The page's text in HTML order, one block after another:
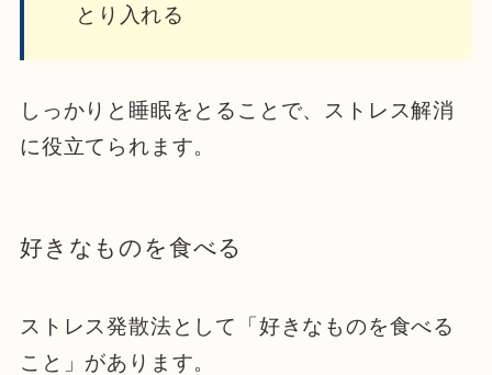
とり入れる
しっかりと睡眠をとることで、ストレス解消
に役立てられます。
好きなものを食べる
ストレス発散法として「好きなものを食べる
こと」があります。